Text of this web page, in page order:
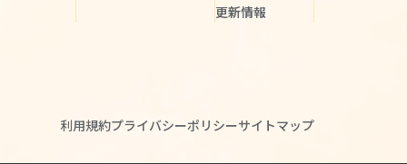
更新情報
利用規約プライバシーポリシーサイトマップ